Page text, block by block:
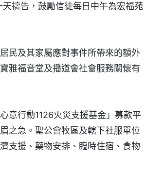
禱告，鼓勵信徒每日中午為宏福苑
民及其家屬應對事件所帶來的額外
雅福音堂及播道會社會服務關懷有
意行動1126火災支援基金」募款平
之急。聖公會牧區及轄下社服單位
支援、藥物安排、臨時住宿、食物